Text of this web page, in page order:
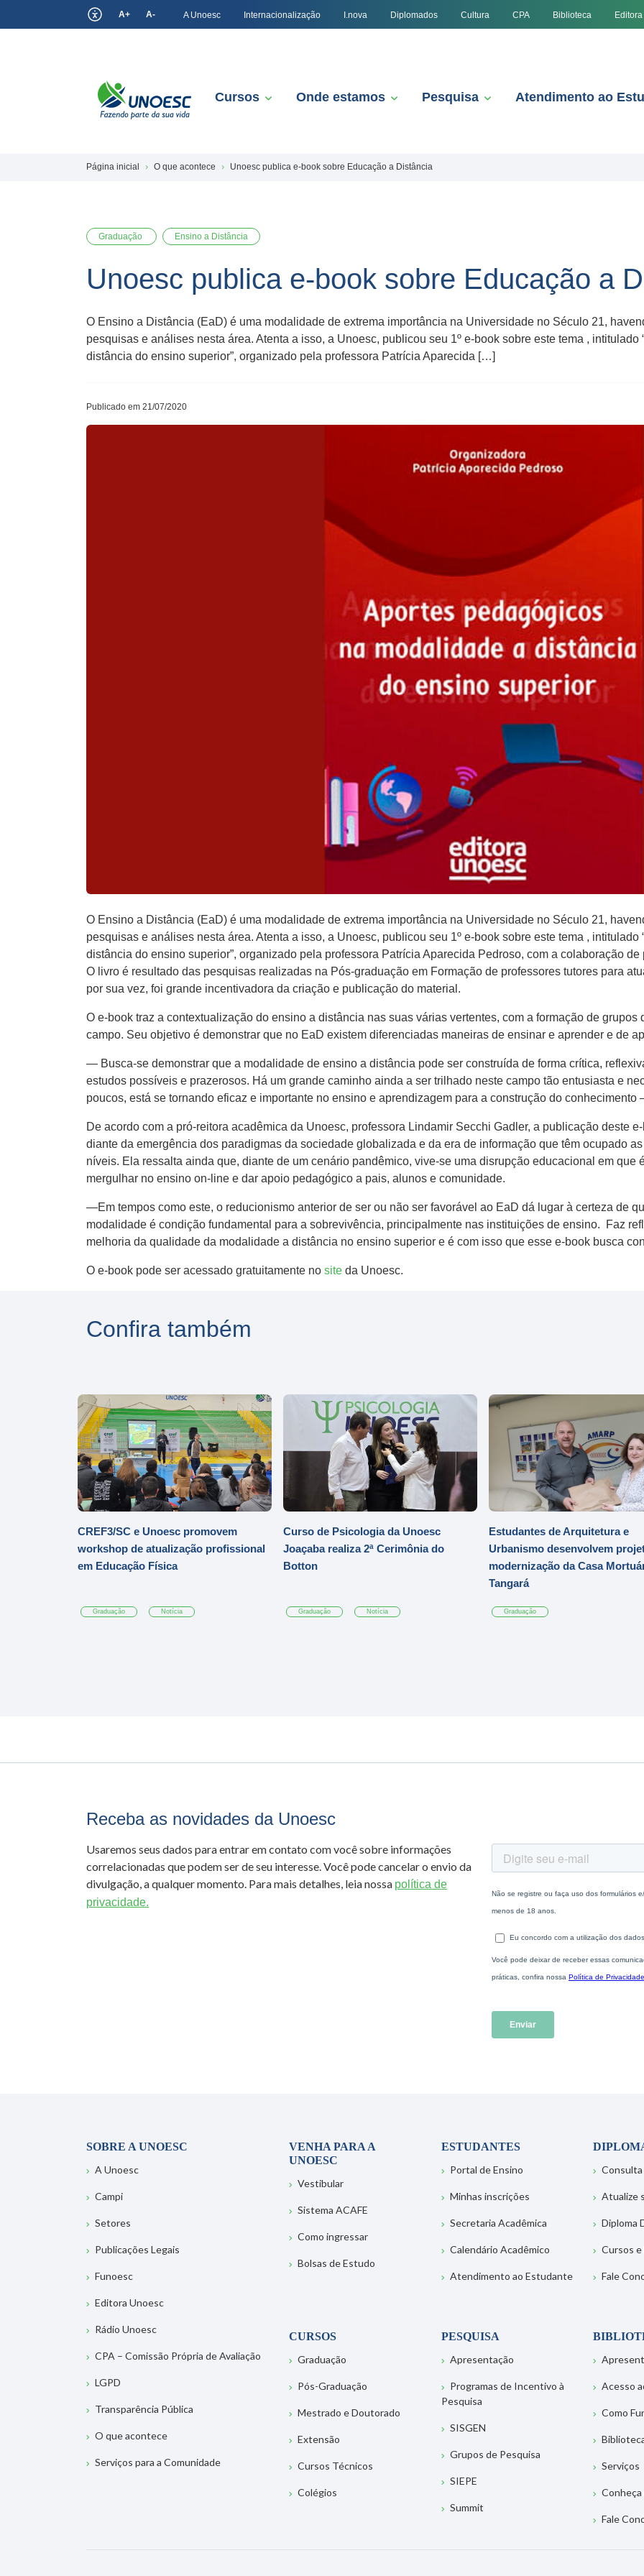
A+ A- A Unoesc Internacionalização I.nova Diplomados Cultura CPA Biblioteca Editora
Cursos Onde estamos Pesquisa Atendimento ao
Página inicial O que acontece Unoesc publica e-book sobre Educação a Distância
Graduação Ensino a Distância
Unoesc publica e-book sobre Educação a
O Ensino a Distância (EaD) é uma modalidade de extrema importância na Universidade no Século 21,
pesquisas e análises nesta área. Atenta a isso, a Unoesc, publicou seu 1º e-book sobre este tema ,
distância do ensino superior”, organizado pela professora Patrícia Aparecida […]
Publicado em 21/07/2020
O Ensino a Distância (EaD) é uma modalidade de extrema importância na Universidade no Século 21,
pesquisas e análises nesta área. Atenta a isso, a Unoesc, publicou seu 1º e-book sobre este tema ,
distância do ensino superior”, organizado pela professora Patrícia Aparecida Pedroso, com a colaboração
O livro é resultado das pesquisas realizadas na Pós-graduação em Formação de professores tutores para
por sua vez, foi grande incentivadora da criação e publicação do material.
O e-book traz a contextualização do ensino a distância nas suas várias vertentes, com a formação de
campo. Seu objetivo é demonstrar que no EaD existem diferenciadas maneiras de ensinar e aprender e de
— Busca-se demonstrar que a modalidade de ensino a distância pode ser construída de forma crítica,
estudos possíveis e prazerosos. Há um grande caminho ainda a ser trilhado neste campo tão entusiasta e
poucos, está se tornando eficaz e importante no ensino e aprendizagem para a construção do
De acordo com a pró-reitora acadêmica da Unoesc, professora Lindamir Secchi Gadler, a publicação deste
diante da emergência dos paradigmas da sociedade globalizada e da era de informação que têm ocupado
níveis. Ela ressalta ainda que, diante de um cenário pandêmico, vive-se uma disrupção educacional em que
mergulhar no ensino on-line e dar apoio pedagógico a pais, alunos e comunidade.
—Em tempos como este, o reducionismo anterior de ser ou não ser favorável ao EaD dá lugar à certeza de
modalidade é condição fundamental para a sobrevivência, principalmente nas instituições de ensino. Faz
melhoria da qualidade da modalidade a distância no ensino superior e é com isso que esse e-book busca
O e-book pode ser acessado gratuitamente no site da Unoesc.
Confira também
CREF3/SC e Unoesc promovem
workshop de atualização profissional
em Educação Física
Graduação Notícia
Curso de Psicologia da Unoesc
Joaçaba realiza 2ª Cerimônia do
Botton
Graduação Notícia
Estudantes de Arquitetura e
Urbanismo desenvolvem
modernização da Casa
Tangará
Graduação
Receba as novidades da Unoesc
Usaremos seus dados para entrar em contato com você sobre informações
correlacionadas que podem ser de seu interesse. Você pode cancelar o envio da
divulgação, a qualquer momento. Para mais detalhes, leia nossa política de
privacidade.
SOBRE A UNOESC
A Unoesc
Campi
Setores
Publicações Legais
Funoesc
Editora Unoesc
Rádio Unoesc
CPA – Comissão Própria de Avaliação
LGPD
Transparência Pública
O que acontece
Serviços para a Comunidade
VENHA PARA A
UNOESC
Vestibular
Sistema ACAFE
Como ingressar
Bolsas de Estudo
ESTUDANTES
Portal de Ensino
Minhas inscrições
Secretaria Acadêmica
Calendário Acadêmico
Atendimento ao Estudante
Consulta
Atualize
Diploma
Cursos
Fale
CURSOS
Graduação
Pós-Graduação
Mestrado e Doutorado
Extensão
Cursos Técnicos
Colégios
PESQUISA
Apresentação
Programas de Incentivo à
Pesquisa
SISGEN
Grupos de Pesquisa
SIEPE
Summit
Acesso
Como
Serviços
Fale